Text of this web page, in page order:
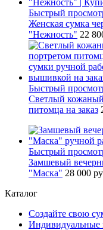
Быстрый
Женская сумка
"Нежность" 22
Быстрый
Светлый
питомца на заказ
Быстрый
Замшевый
"Маска" 28 000
Каталог
Создайте свою
Индивидуальные